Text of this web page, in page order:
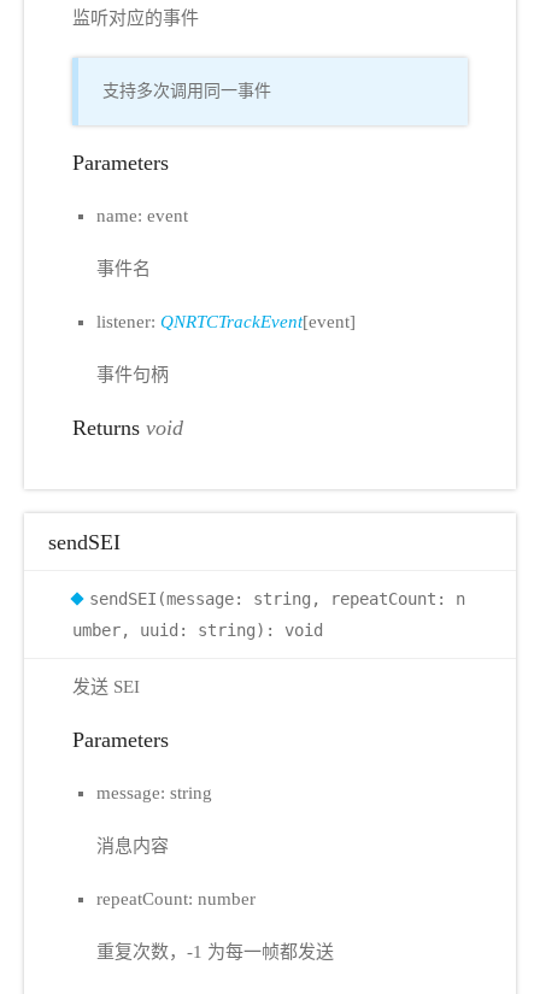
监听对应的事件
支持多次调用同一事件
Parameters
name: event
事件名
listener: QNRTCTrackEvent[event]
事件句柄
Returns void
sendSEI
sendSEI(message: string, repeatCount: n
umber, uuid: string): void
发送 SEI
Parameters
message: string
消息内容
repeatCount: number
重复次数，-1 为每一帧都发送